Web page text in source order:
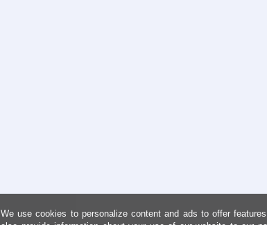
We use cookies to personalize content and ads to offer